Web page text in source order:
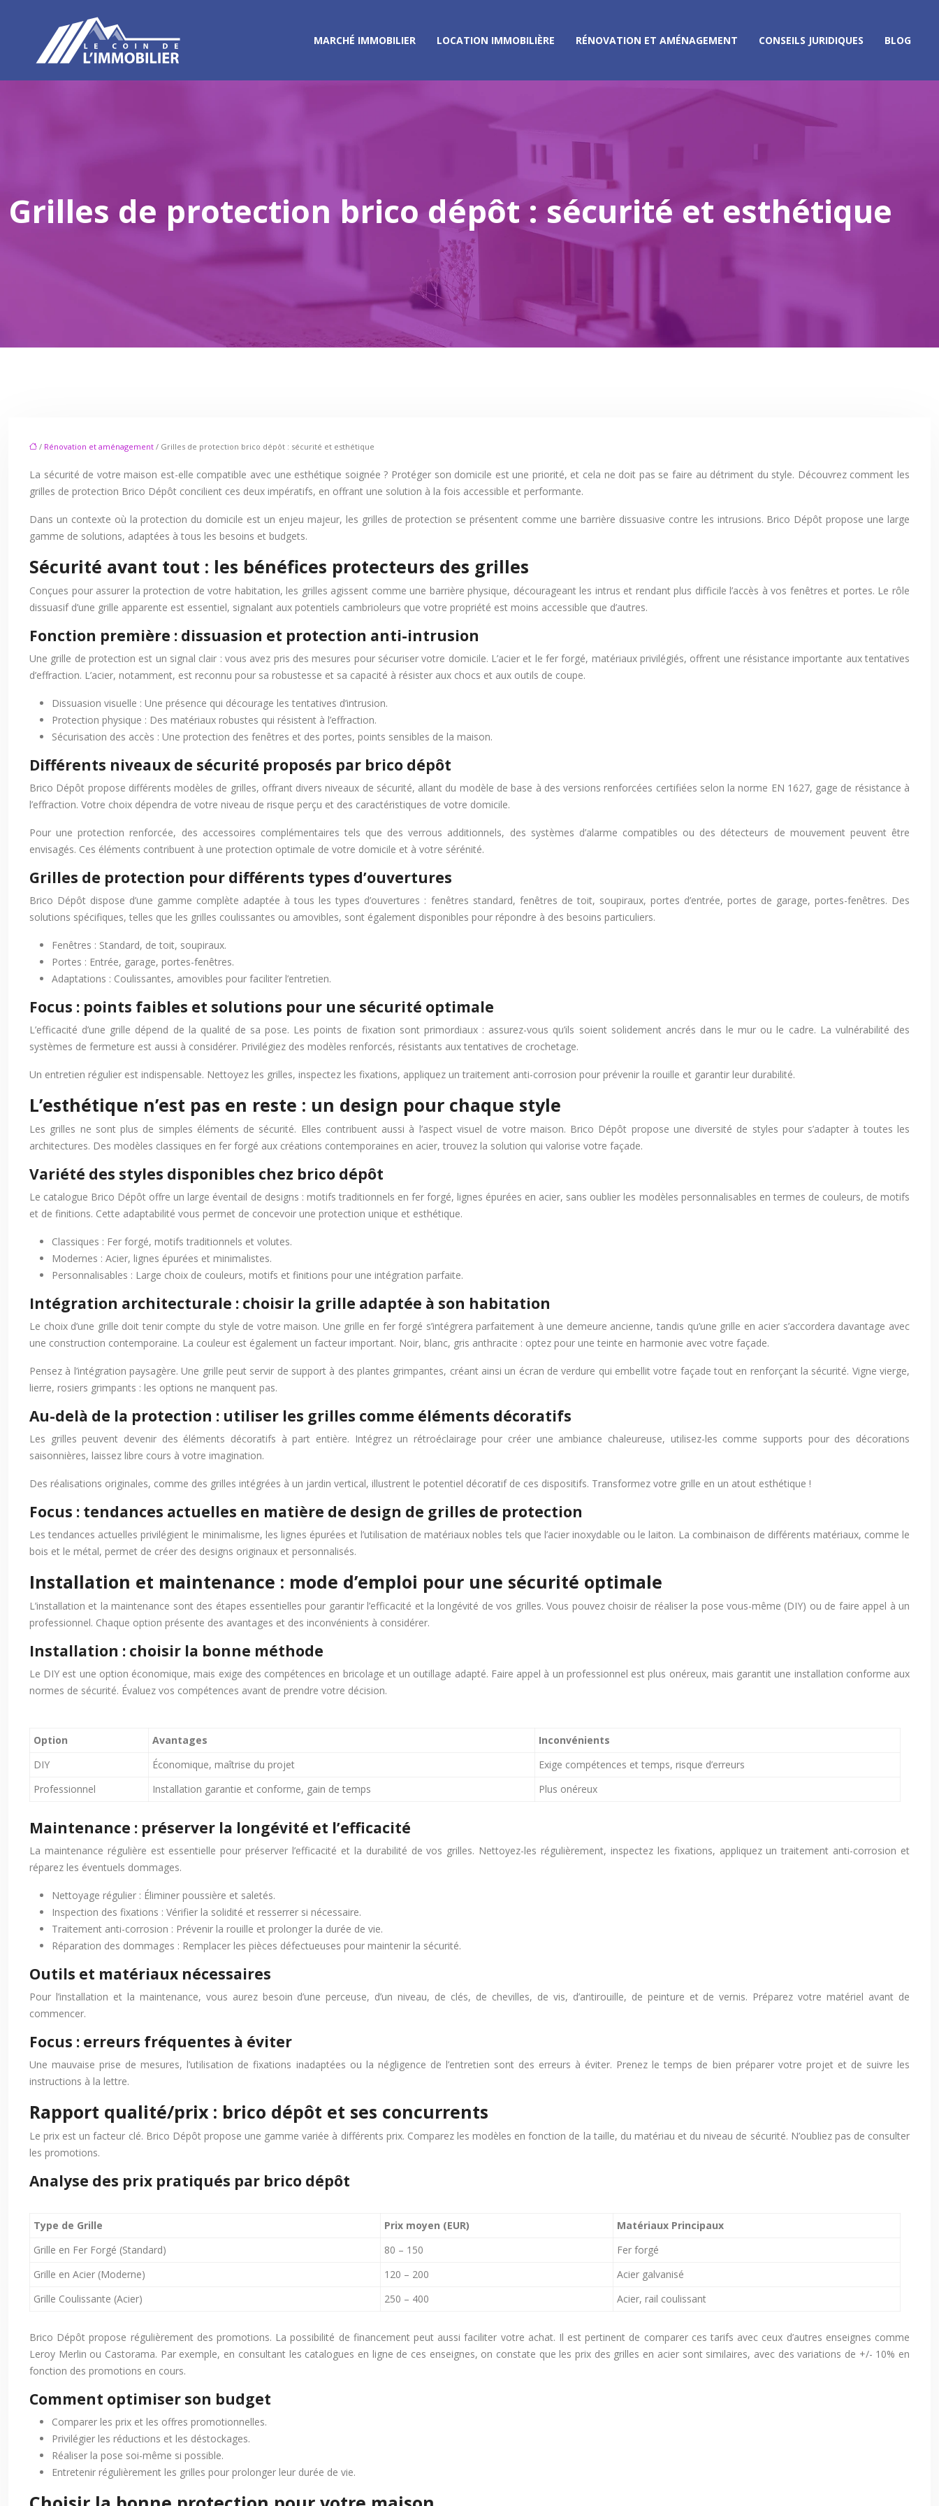
MARCHÉ IMMOBILIER LOCATION IMMOBILIÈRE RÉNOVATION ET AMÉNAGEMENT CONSEILS JURIDIQUES BLOG
Grilles de protection brico dépôt : sécurité et esthétique
/ Rénovation et aménagement / Grilles de protection brico dépôt : sécurité et esthétique
La sécurité de votre maison est-elle compatible avec une esthétique soignée ? Protéger son domicile est une priorité, et cela ne doit pas se faire au détriment du style. Découvrez comment les
grilles de protection Brico Dépôt concilient ces deux impératifs, en offrant une solution à la fois accessible et performante.
Dans un contexte où la protection du domicile est un enjeu majeur, les grilles de protection se présentent comme une barrière dissuasive contre les intrusions. Brico Dépôt propose une large
gamme de solutions, adaptées à tous les besoins et budgets.
Sécurité avant tout : les bénéfices protecteurs des grilles
Conçues pour assurer la protection de votre habitation, les grilles agissent comme une barrière physique, décourageant les intrus et rendant plus difficile l’accès à vos fenêtres et portes. Le rôle
dissuasif d’une grille apparente est essentiel, signalant aux potentiels cambrioleurs que votre propriété est moins accessible que d’autres.
Fonction première : dissuasion et protection anti-intrusion
Une grille de protection est un signal clair : vous avez pris des mesures pour sécuriser votre domicile. L’acier et le fer forgé, matériaux privilégiés, offrent une résistance importante aux tentatives
d’effraction. L’acier, notamment, est reconnu pour sa robustesse et sa capacité à résister aux chocs et aux outils de coupe.
Dissuasion visuelle : Une présence qui décourage les tentatives d’intrusion.
Protection physique : Des matériaux robustes qui résistent à l’effraction.
Sécurisation des accès : Une protection des fenêtres et des portes, points sensibles de la maison.
Différents niveaux de sécurité proposés par brico dépôt
Brico Dépôt propose différents modèles de grilles, offrant divers niveaux de sécurité, allant du modèle de base à des versions renforcées certifiées selon la norme EN 1627, gage de résistance à
l’effraction. Votre choix dépendra de votre niveau de risque perçu et des caractéristiques de votre domicile.
Pour une protection renforcée, des accessoires complémentaires tels que des verrous additionnels, des systèmes d’alarme compatibles ou des détecteurs de mouvement peuvent être
envisagés. Ces éléments contribuent à une protection optimale de votre domicile et à votre sérénité.
Grilles de protection pour différents types d’ouvertures
Brico Dépôt dispose d’une gamme complète adaptée à tous les types d’ouvertures : fenêtres standard, fenêtres de toit, soupiraux, portes d’entrée, portes de garage, portes-fenêtres. Des
solutions spécifiques, telles que les grilles coulissantes ou amovibles, sont également disponibles pour répondre à des besoins particuliers.
Fenêtres : Standard, de toit, soupiraux.
Portes : Entrée, garage, portes-fenêtres.
Adaptations : Coulissantes, amovibles pour faciliter l’entretien.
Focus : points faibles et solutions pour une sécurité optimale
L’efficacité d’une grille dépend de la qualité de sa pose. Les points de fixation sont primordiaux : assurez-vous qu’ils soient solidement ancrés dans le mur ou le cadre. La vulnérabilité des
systèmes de fermeture est aussi à considérer. Privilégiez des modèles renforcés, résistants aux tentatives de crochetage.
Un entretien régulier est indispensable. Nettoyez les grilles, inspectez les fixations, appliquez un traitement anti-corrosion pour prévenir la rouille et garantir leur durabilité.
L’esthétique n’est pas en reste : un design pour chaque style
Les grilles ne sont plus de simples éléments de sécurité. Elles contribuent aussi à l’aspect visuel de votre maison. Brico Dépôt propose une diversité de styles pour s’adapter à toutes les
architectures. Des modèles classiques en fer forgé aux créations contemporaines en acier, trouvez la solution qui valorise votre façade.
Variété des styles disponibles chez brico dépôt
Le catalogue Brico Dépôt offre un large éventail de designs : motifs traditionnels en fer forgé, lignes épurées en acier, sans oublier les modèles personnalisables en termes de couleurs, de motifs
et de finitions. Cette adaptabilité vous permet de concevoir une protection unique et esthétique.
Classiques : Fer forgé, motifs traditionnels et volutes.
Modernes : Acier, lignes épurées et minimalistes.
Personnalisables : Large choix de couleurs, motifs et finitions pour une intégration parfaite.
Intégration architecturale : choisir la grille adaptée à son habitation
Le choix d’une grille doit tenir compte du style de votre maison. Une grille en fer forgé s’intégrera parfaitement à une demeure ancienne, tandis qu’une grille en acier s’accordera davantage avec
une construction contemporaine. La couleur est également un facteur important. Noir, blanc, gris anthracite : optez pour une teinte en harmonie avec votre façade.
Pensez à l’intégration paysagère. Une grille peut servir de support à des plantes grimpantes, créant ainsi un écran de verdure qui embellit votre façade tout en renforçant la sécurité. Vigne vierge,
lierre, rosiers grimpants : les options ne manquent pas.
Au-delà de la protection : utiliser les grilles comme éléments décoratifs
Les grilles peuvent devenir des éléments décoratifs à part entière. Intégrez un rétroéclairage pour créer une ambiance chaleureuse, utilisez-les comme supports pour des décorations
saisonnières, laissez libre cours à votre imagination.
Des réalisations originales, comme des grilles intégrées à un jardin vertical, illustrent le potentiel décoratif de ces dispositifs. Transformez votre grille en un atout esthétique !
Focus : tendances actuelles en matière de design de grilles de protection
Les tendances actuelles privilégient le minimalisme, les lignes épurées et l’utilisation de matériaux nobles tels que l’acier inoxydable ou le laiton. La combinaison de différents matériaux, comme le
bois et le métal, permet de créer des designs originaux et personnalisés.
Installation et maintenance : mode d’emploi pour une sécurité optimale
L’installation et la maintenance sont des étapes essentielles pour garantir l’efficacité et la longévité de vos grilles. Vous pouvez choisir de réaliser la pose vous-même (DIY) ou de faire appel à un
professionnel. Chaque option présente des avantages et des inconvénients à considérer.
Installation : choisir la bonne méthode
Le DIY est une option économique, mais exige des compétences en bricolage et un outillage adapté. Faire appel à un professionnel est plus onéreux, mais garantit une installation conforme aux
normes de sécurité. Évaluez vos compétences avant de prendre votre décision.
Option Avantages
Inconvénients
DIY
Économique, maîtrise du projet
Exige compétences et temps, risque d’erreurs
Professionnel
Installation garantie et conforme, gain de temps Plus onéreux
Maintenance : préserver la longévité et l’efficacité
La maintenance régulière est essentielle pour préserver l’efficacité et la durabilité de vos grilles. Nettoyez-les régulièrement, inspectez les fixations, appliquez un traitement anti-corrosion et
réparez les éventuels dommages.
Nettoyage régulier : Éliminer poussière et saletés.
Inspection des fixations : Vérifier la solidité et resserrer si nécessaire.
Traitement anti-corrosion : Prévenir la rouille et prolonger la durée de vie.
Réparation des dommages : Remplacer les pièces défectueuses pour maintenir la sécurité.
Outils et matériaux nécessaires
Pour l’installation et la maintenance, vous aurez besoin d’une perceuse, d’un niveau, de clés, de chevilles, de vis, d’antirouille, de peinture et de vernis. Préparez votre matériel avant de
commencer.
Focus : erreurs fréquentes à éviter
Une mauvaise prise de mesures, l’utilisation de fixations inadaptées ou la négligence de l’entretien sont des erreurs à éviter. Prenez le temps de bien préparer votre projet et de suivre les
instructions à la lettre.
Rapport qualité/prix : brico dépôt et ses concurrents
Le prix est un facteur clé. Brico Dépôt propose une gamme variée à différents prix. Comparez les modèles en fonction de la taille, du matériau et du niveau de sécurité. N’oubliez pas de consulter
les promotions.
Analyse des prix pratiqués par brico dépôt
Type de Grille Prix moyen (EUR)
Matériaux Principaux
Grille en Fer Forgé (Standard)
80 – 150
Fer forgé
Grille en Acier (Moderne)
120 – 200
Acier galvanisé
Grille Coulissante (Acier)
250 – 400 Acier, rail coulissant
Brico Dépôt propose régulièrement des promotions. La possibilité de financement peut aussi faciliter votre achat. Il est pertinent de comparer ces tarifs avec ceux d’autres enseignes comme
Leroy Merlin ou Castorama. Par exemple, en consultant les catalogues en ligne de ces enseignes, on constate que les prix des grilles en acier sont similaires, avec des variations de +/- 10% en
fonction des promotions en cours.
Comment optimiser son budget
Comparer les prix et les offres promotionnelles.
Privilégier les réductions et les déstockages.
Réaliser la pose soi-même si possible.
Entretenir régulièrement les grilles pour prolonger leur durée de vie.